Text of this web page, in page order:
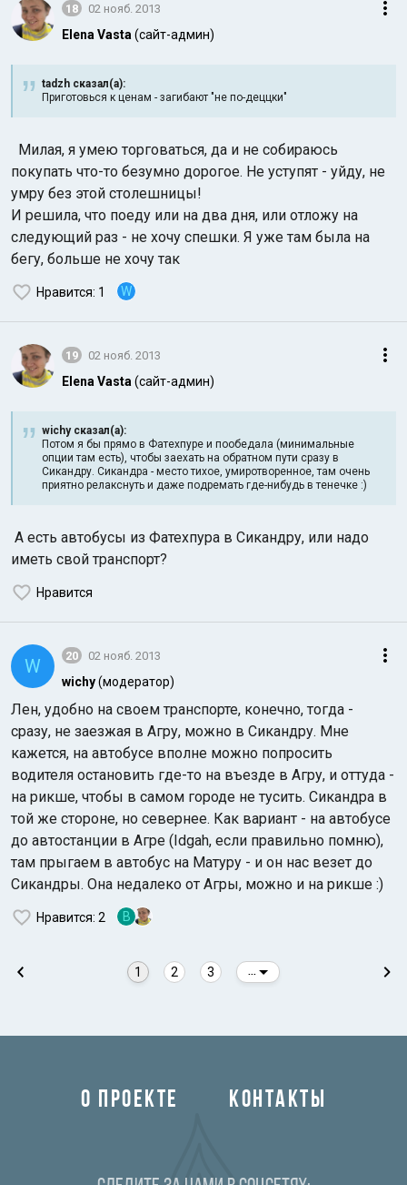
18 02 нояб. 2013
Elena Vasta (сайт-админ)
tadzh сказал(а):
Приготовься к ценам - загибают "не по-деццки"
Милая, я умею торговаться, да и не собираюсь
покупать что-то безумно дорогое. Не уступят - уйду, не
умру без этой столешницы!
И решила, что поеду или на два дня, или отложу на
следующий раз - не хочу спешки. Я уже там была на
бегу, больше не хочу так
Нравится: 1 W
19 02 нояб. 2013
Elena Vasta (сайт-админ)
wichy сказал(а):
Потом я бы прямо в Фатехпуре и пообедала (минимальные
опции там есть), чтобы заехать на обратном пути сразу в
Сикандру. Сикандра - место тихое, умиротворенное, там очень
приятно релакснуть и даже подремать где-нибудь в тенечке :)
А есть автобусы из Фатехпура в Сикандру, или надо
иметь свой транспорт?
Нравится
W 20 02 нояб. 2013
wichy(модератор)
Лен, удобно на своем транспорте, конечно, тогда -
сразу, не заезжая в Агру, можно в Сикандру. Мне
кажется, на автобусе вполне можно попросить
водителя остановить где-то на въезде в Агру, и оттуда -
на рикше, чтобы в самом городе не тусить. Сикандра в
той же стороне, но севернее. Как вариант - на автобусе
до автостанции в Агре (Idgah, если правильно помню),
там прыгаем в автобус на Матуру - и он нас везет до
Сикандры. Она недалеко от Агры, можно и на рикше :)
Нравится: 2 В
1 2 3
О ПРОЕКТЕ КОНТАКТЫ